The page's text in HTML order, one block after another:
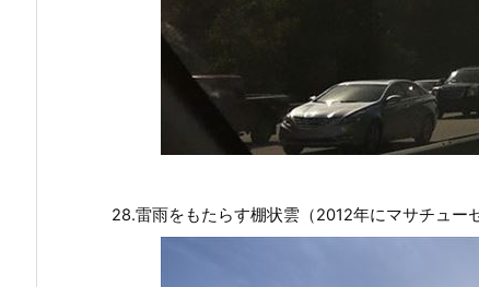
28.雷雨をもたらす棚状雲（2012年にマサチュー